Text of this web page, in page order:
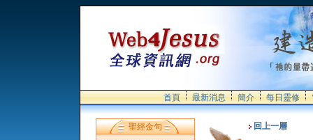
首頁 最新消息 簡介 每日靈修
聖經金句
回上一層